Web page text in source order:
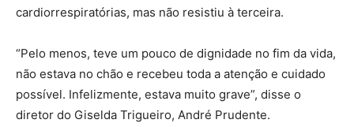
cardiorrespiratórias, mas não resistiu à terceira.
“Pelo menos, teve um pouco de dignidade no fim da vida,
não estava no chão e recebeu toda a atenção e cuidado
possível. Infelizmente, estava muito grave”, disse o
diretor do Giselda Trigueiro, André Prudente.